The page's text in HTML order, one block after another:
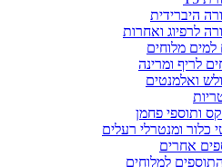
היברידית
לרפיוג ואחרות
למים מלוחים
לריף ומרינה
ואלמנטים
ותוספי פחמן
כלור ומנטרלי רעלים
אחרים
למלוחים